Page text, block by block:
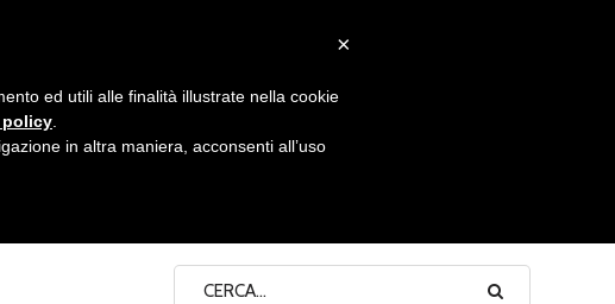
NONNO PASTICCIERE
×
ed utili alle finalità illustrate nella cookie
in altra maniera, acconsenti all’uso